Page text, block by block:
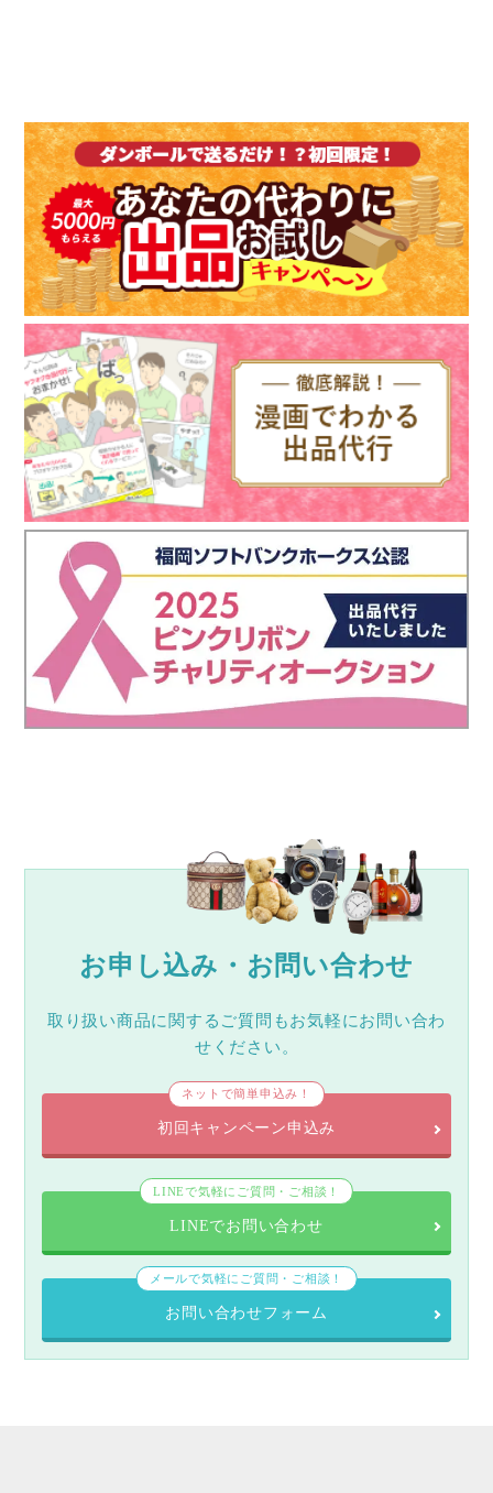
お申し込み・お問い合わせ
取り扱い商品に関するご質問もお気軽にお問い合わ
せください。
ネットで簡単申込み！
初回キャンペーン申込み
LINEで気軽にご質問・ご相談！
LINEでお問い合わせ
メールで気軽にご質問・ご相談！
お問い合わせフォーム